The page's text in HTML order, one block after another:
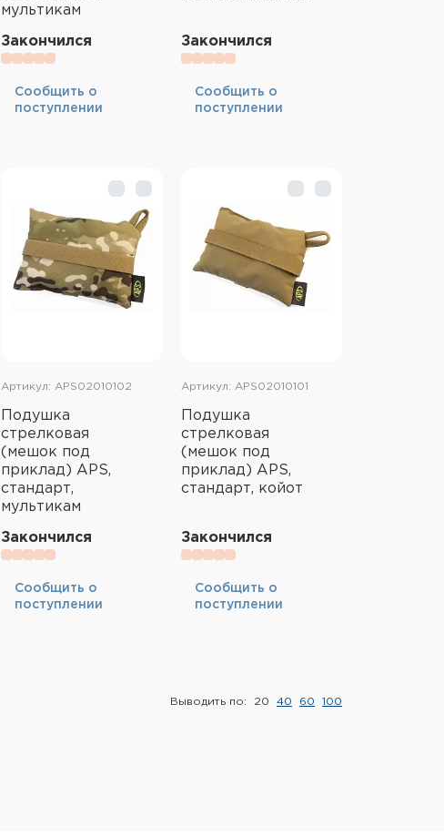
мультикам
Закончился
Cообщить о
поступлении
Закончился
Cообщить о
поступлении
Артикул: APS02010102
Подушка
стрелковая
(мешок под
приклад) APS,
стандарт,
мультикам
Закончился
Cообщить о
поступлении
Артикул: APS02010101
Подушка
стрелковая
(мешок под
приклад) APS,
стандарт, койот
Закончился
Cообщить о
поступлении
Выводить по: 20 40 60 100